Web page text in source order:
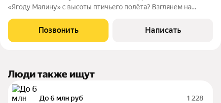
«Ягоду Малину» с высоты птичьего полёта? Взглянем на
Позвонить Написать
Люди также ищут
До 6 млн руб 1 228